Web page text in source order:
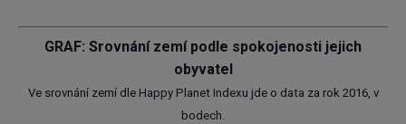
GRAF: Srovnání zemí podle spokojenosti jejich
obyvatel
Ve srovnání zemí dle Happy Planet Indexu jde o data za rok 2016, v
bodech.